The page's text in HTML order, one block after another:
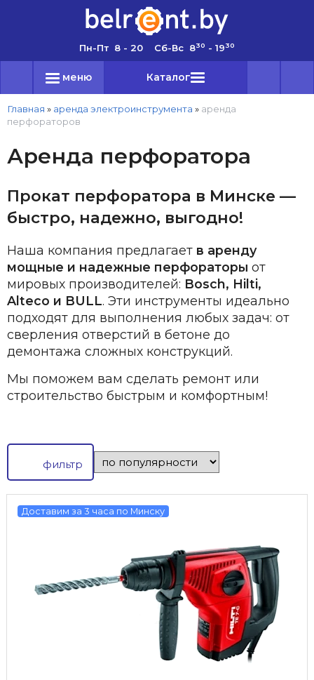
Пн-Пт 8 - 20 Сб-Вс 830 - 1930
меню Каталог
Главная » аренда электроинструмента » аренда
перфораторов
Аренда перфоратора
Прокат перфоратора в Минске —
быстро, надежно, выгодно!
Наша компания предлагает в аренду
мощные и надежные перфораторы от
мировых производителей: Bosch, Hilti,
Alteco и BULL. Эти инструменты идеально
подходят для выполнения любых задач: от
сверления отверстий в бетоне до
демонтажа сложных конструкций.
Мы поможем вам сделать ремонт или
строительство быстрым и комфортным!
фильтр
Доставим за 3 часа по Минску